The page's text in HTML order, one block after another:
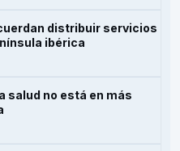
distribuir servicios
ibérica
salud no está en más